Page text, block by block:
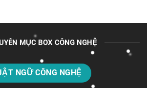
MỤC BOX CÔNG NGHỆ
NGỮ CÔNG NGHỆ